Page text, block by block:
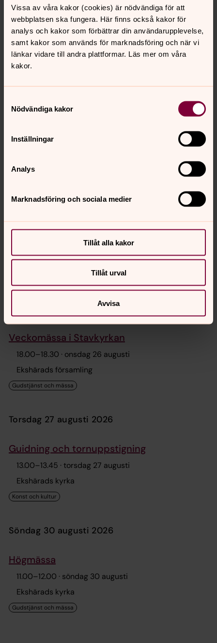
Vissa av våra kakor (cookies) är nödvändiga för att
webbplatsen ska fungera. Här finns också kakor för
analys och kakor som förbättrar din användarupplevelse,
samt kakor som används för marknadsföring och när vi
länkar vidare till andra plattformar. Läs mer om våra
kakor.
Nödvändiga kakor
Inställningar
Analys
Marknadsföring och sociala medier
Tillåt alla kakor
Tillåt urval
Avvisa
Veckomässa i Stavkyrkan
18.00–18.30· onsdag 19 augusti
Ekshärads församling
torsdag 20 augusti 2026
Guidning och tornuppstigning
söndag 23 augusti 2026
Högmässa
· söndag 23 augusti
Ekshärads kyrka
onsdag 26 augusti 2026
Veckomässa i Stavkyrkan
18.00–18.30 · onsdag 26 augusti
Ekshärads församling
torsdag 27 augusti 2026
Guidning och tornuppstigning
13.00–13.45 · torsdag 27 augusti
Ekshärads kyrka
söndag 30 augusti 2026
Högmässa
11.00–12.00 · söndag 30 augusti
Ekshärads kyrka